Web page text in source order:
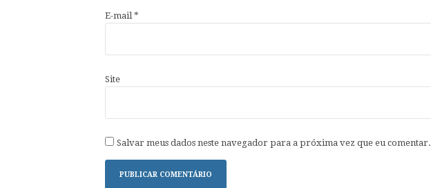
E-mail*
Site
Salvar meus dados neste navegador para a próxima vez que eu comentar.